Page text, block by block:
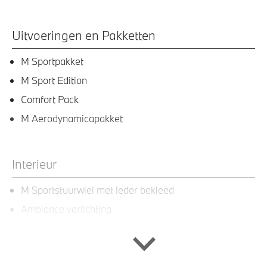
Uitvoeringen en Pakketten
M Sportpakket
M Sport Edition
Comfort Pack
M Aerodynamicapakket
Interieur
M Sportstuurwiel met leder bekleed
Ambiance verlichting
M Interieurlijsten Rhombicle Anthrazit